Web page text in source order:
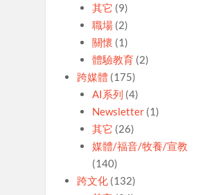
其它 (9)
職場 (2)
關懷 (1)
體驗教育 (2)
跨媒體 (175)
AI系列 (4)
Newsletter (1)
其它 (26)
媒體/福音/牧養/宣教
(140)
跨文化 (132)